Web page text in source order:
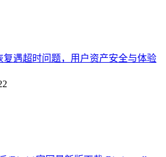
复遇超时问题，用户资产安全与体验